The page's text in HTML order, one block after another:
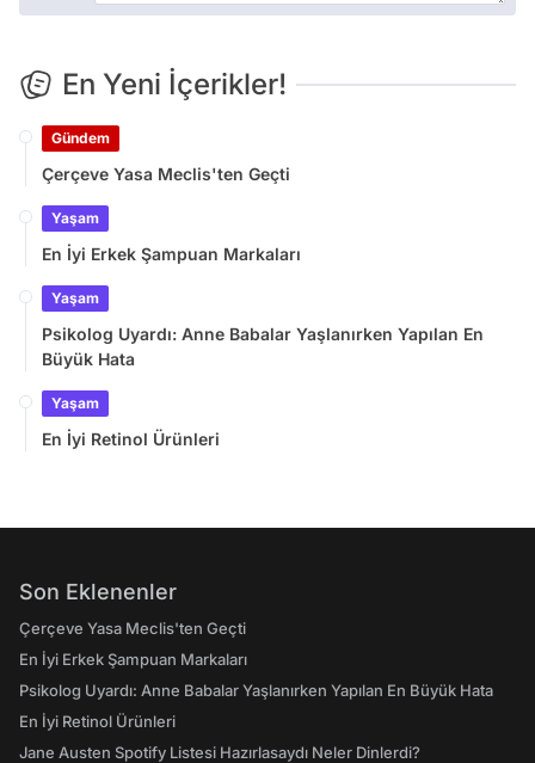
En Yeni İçerikler!
Gündem
Çerçeve Yasa Meclis'ten Geçti
Yaşam
En İyi Erkek Şampuan Markaları
Yaşam
Psikolog Uyardı: Anne Babalar Yaşlanırken Yapılan En
Büyük Hata
Yaşam
En İyi Retinol Ürünleri
Son Eklenenler
Çerçeve Yasa Meclis'ten Geçti
En İyi Erkek Şampuan Markaları
Psikolog Uyardı: Anne Babalar Yaşlanırken Yapılan En Büyük Hata
En İyi Retinol Ürünleri
Jane Austen Spotify Listesi Hazırlasaydı Neler Dinlerdi?